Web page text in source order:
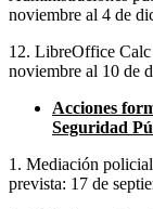
noviembre al 4 de
12. LibreOffice Calc
noviembre al 10 de
Acciones
Seguridad
1. Mediación
prevista: 17 de